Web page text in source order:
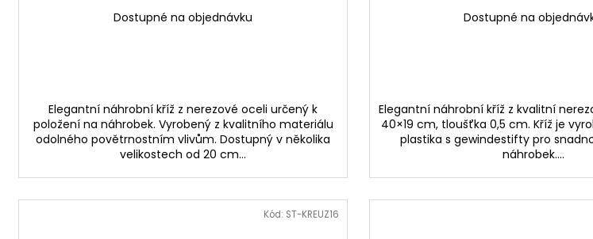
Dostupné na objednávku
Elegantní náhrobní kříž z nerezové oceli určený k
položení na náhrobek. Vyrobený z kvalitního materiálu
odolného povětrnostním vlivům. Dostupný v několika
velikostech od 20 cm...
Dostupné na
Elegantní náhrobní kříž z kvalitní
40×19 cm, tloušťka 0,5 cm. Kříž je
plastika s gewindestifty pro
náhrobek....
Kód: ST-KREUZ16